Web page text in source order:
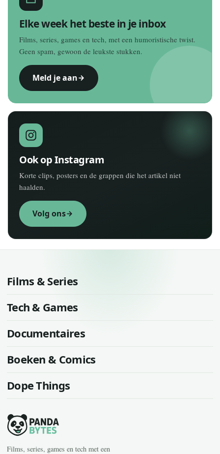
Elke week het beste in je inbox
Films, series, games en tech, met een humoristische twist.
Geen spam, gewoon de leukste stukken.
Meld je aan
Ook op Instagram
Korte clips, posters en de grappen die het artikel niet
haalden.
Volg ons
Films & Series
Tech & Games
Documentaires
Boeken & Comics
Dope Things
Films, series, games en tech met een